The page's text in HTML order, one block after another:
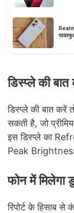
डिस्प्ले की
डिस्प्ले की बात
सकती है, जो
इस डिस्प्ले का
Peak
फोन में मिलेगा
रिपोर्ट के हिसाब